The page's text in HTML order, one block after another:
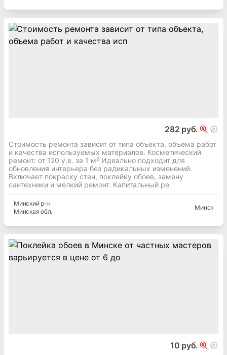
282 руб.
Стоимость ремонта зависит от типа объекта, объема работ
и качества используемых материалов. Косметический
ремонт: от 120 у.е. за 1 м² Идеально подходит для
обновления интерьера без радикальных изменений.
Включает покраску стен, поклейку обоев, замену
сантехники и мелкий ремонт. Капитальный ре
Минскийр-н
Минская обл.
Минск
10 руб.